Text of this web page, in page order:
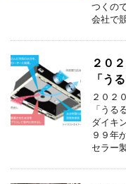
つくの
会社で
２０
「う
２０２
「うる
ダイキ
９９年
セラー